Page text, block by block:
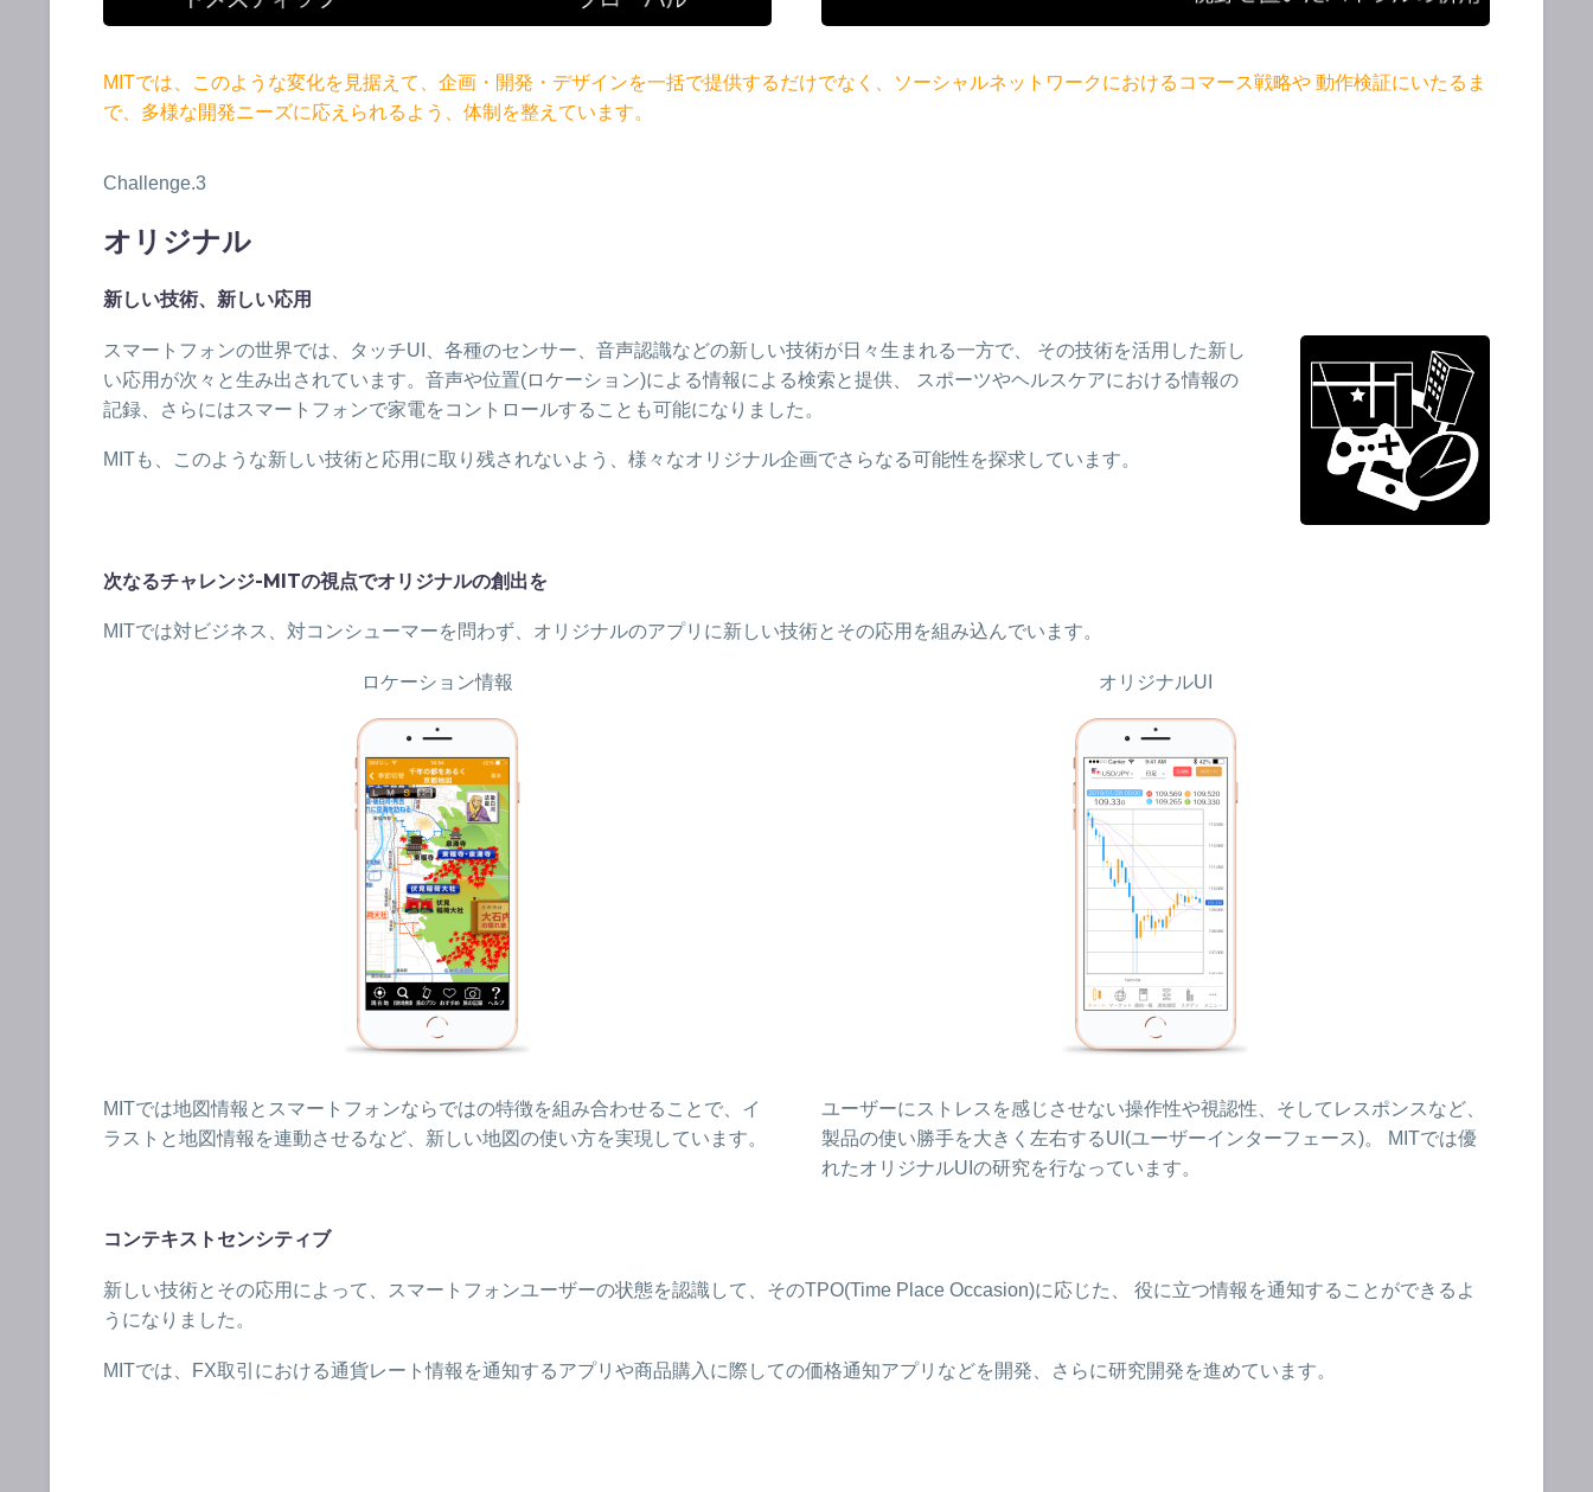
MITでは、このような変化を見据えて、企画・開発・デザインを一括で提供するだけでなく、ソーシャルネットワークにおけるコマース戦略や 動作検証にいたるま
で、多様な開発ニーズに応えられるよう、体制を整えています。
Challenge.3
オリジナル
新しい技術、新しい応用
スマートフォンの世界では、タッチUI、各種のセンサー、音声認識などの新しい技術が日々生まれる一方で、 その技術を活用した新し
い応用が次々と生み出されています。音声や位置(ロケーション)による情報による検索と提供、 スポーツやヘルスケアにおける情報の
記録、さらにはスマートフォンで家電をコントロールすることも可能になりました。
MITも、このような新しい技術と応用に取り残されないよう、様々なオリジナル企画でさらなる可能性を探求しています。
次なるチャレンジ-MITの視点でオリジナルの創出を
MITでは対ビジネス、対コンシューマーを問わず、オリジナルのアプリに新しい技術とその応用を組み込んでいます。
ロケーション情報
MITでは地図情報とスマートフォンならではの特徴を組み合わせることで、イ
ラストと地図情報を連動させるなど、新しい地図の使い方を実現しています。
オリジナルUI
ユーザーにストレスを感じさせない操作性や視認性、そしてレスポンスなど、
製品の使い勝手を大きく左右するUI(ユーザーインターフェース)。 MITでは優
れたオリジナルUIの研究を行なっています。
コンテキストセンシティブ
新しい技術とその応用によって、スマートフォンユーザーの状態を認識して、そのTPO(Time Place Occasion)に応じた、 役に立つ情報を通知することができるよ
うになりました。
MITでは、FX取引における通貨レート情報を通知するアプリや商品購入に際しての価格通知アプリなどを開発、さらに研究開発を進めています。